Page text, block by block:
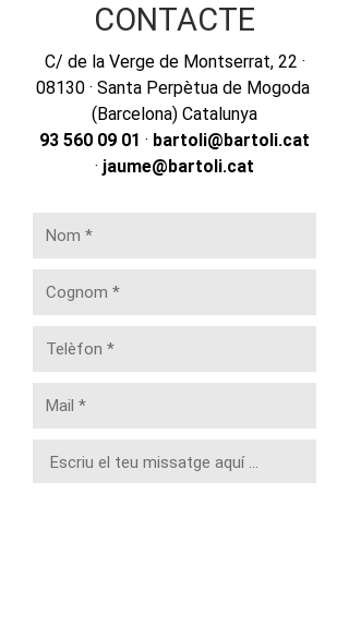
CONTACTE
C/ de la Verge de Montserrat, 22 ·
08130 · Santa Perpètua de Mogoda
(Barcelona) Catalunya
93 560 09 01 · bartoli@bartoli.cat
· jaume@bartoli.cat